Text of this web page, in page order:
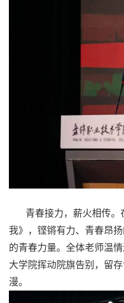
青春接力，薪火相传
我》，铿锵有力、青春昂
的青春力量。全体老师温
大学院挥动院旗告别，留
漫。